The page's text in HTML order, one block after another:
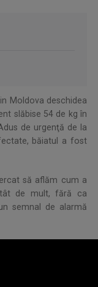
Moldova deschidea
slăbise 54 de kg în
de urgenţă de la
băiatul a fost
să aflăm cum a
de mult, fără ca
semnal de alarmă